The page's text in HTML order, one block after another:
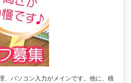
、パソコン入力がメインです。他に、積